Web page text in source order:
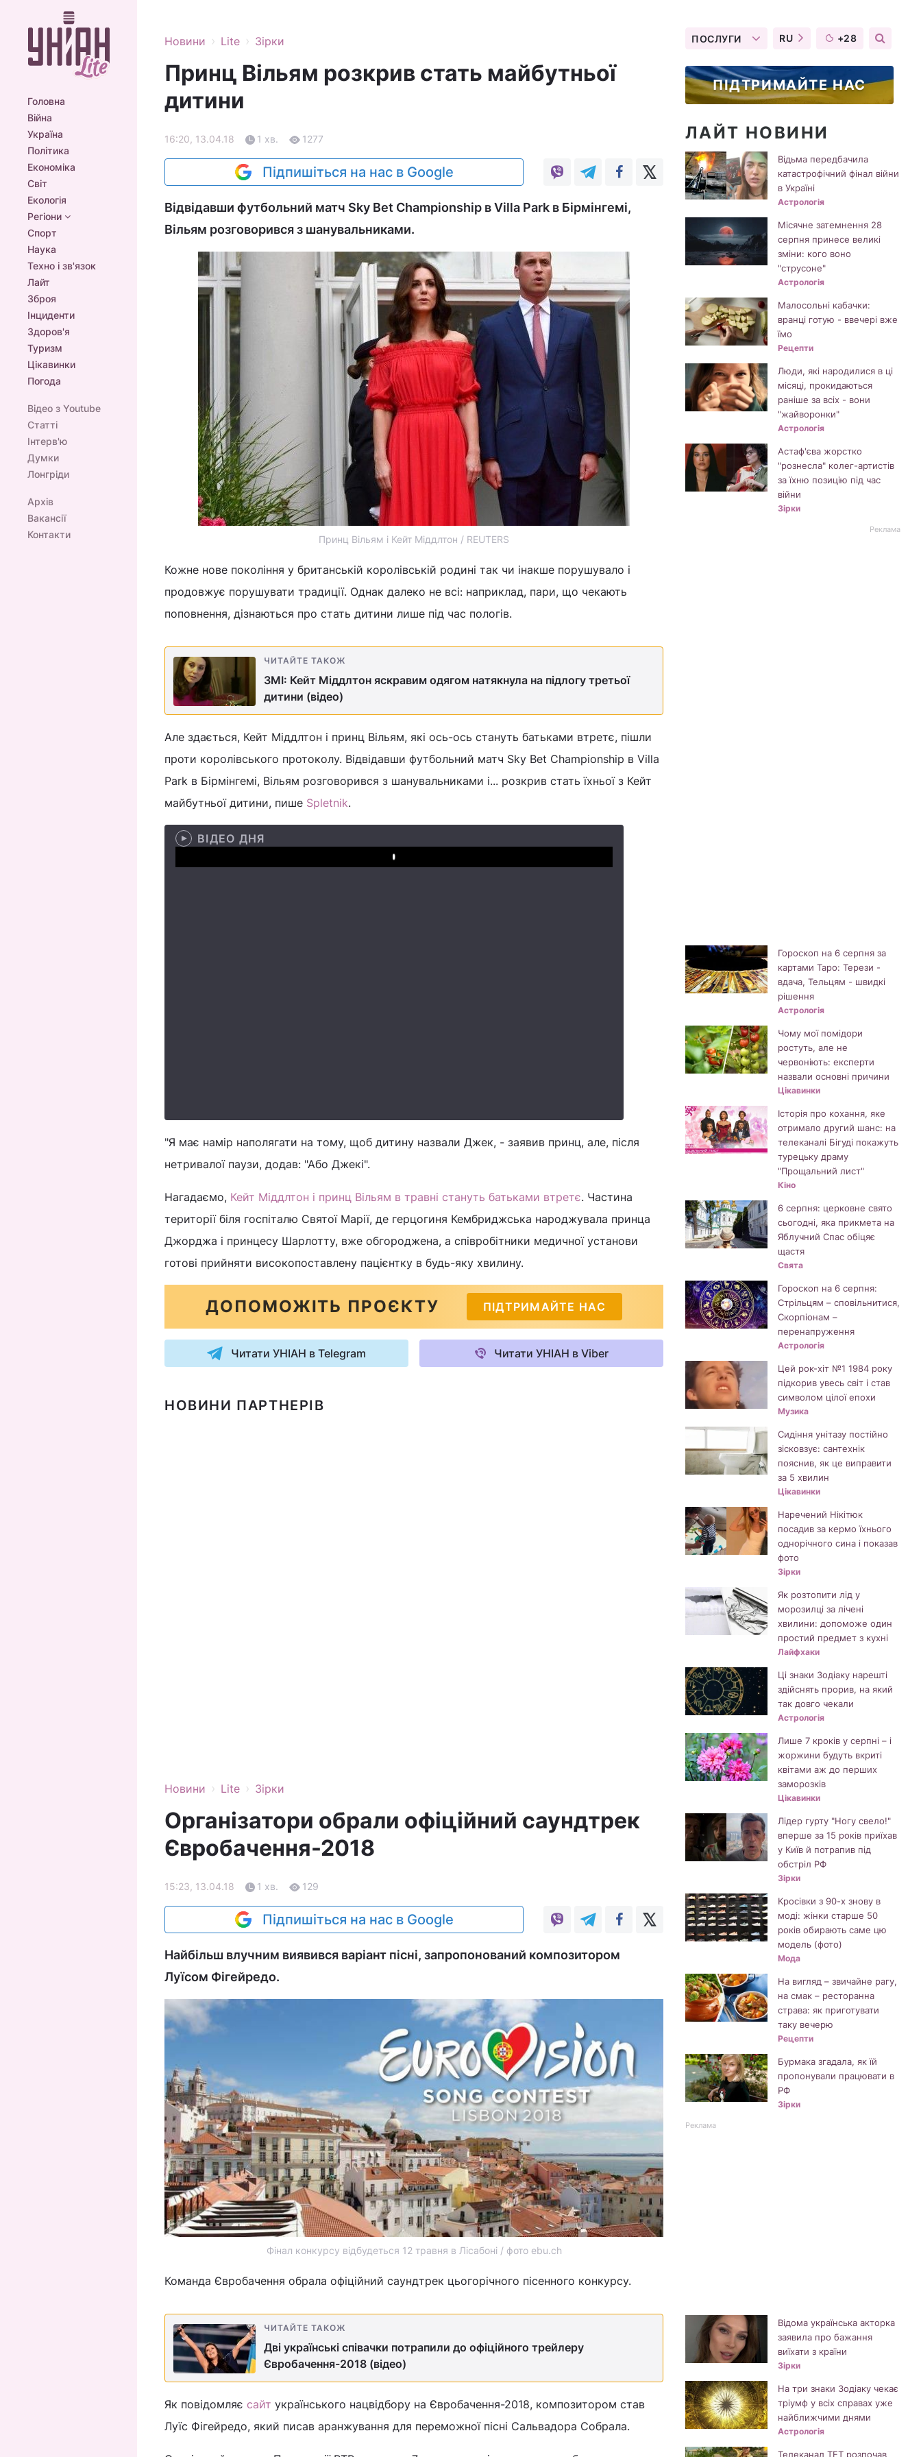
Головна
Війна
Україна
Політика
Економіка
Світ
Екологія
Регіони
Спорт
Наука
Техно і зв'язок
Лайт
Зброя
Інциденти
Здоров'я
Туризм
Цікавинки
Погода
Відео з Youtube
Статті
Інтерв'ю
Думки
Лонгріди
Архів
Вакансії
Контакти
Новини › Lite › Зірки
Принц Вільям розкрив стать майбутньої
дитини
16:20, 13.04.18 1 хв. 1277
Підпишіться на нас в Google
Відвідавши футбольний матч Sky Bet Championship в Villa Park в Бірмінгемі,
Вільям розговорився з шанувальниками.
Принц Вільям і Кейт Міддлтон / REUTERS
Кожне нове покоління у британській королівській родині так чи інакше порушувало і
продовжує порушувати традиції. Однак далеко не всі: наприклад, пари, що чекають
поповнення, дізнаються про стать дитини лише під час пологів.
ЧИТАЙТЕ ТАКОЖ
ЗМІ: Кейт Міддлтон яскравим одягом натякнула на підлогу третьої
дитини (відео)
Але здається, Кейт Міддлтон і принц Вільям, які ось-ось стануть батьками втретє, пішли
проти королівського протоколу. Відвідавши футбольний матч Sky Bet Championship в Villa
Park в Бірмінгемі, Вільям розговорився з шанувальниками і... розкрив стать їхньої з Кейт
майбутньої дитини, пише Spletnik.
ВІДЕО ДНЯ
Play
"Я має намір наполягати на тому, щоб дитину назвали Джек, - заявив принц, але, після
нетривалої паузи, додав: "Або Джекі".
Нагадаємо, Кейт Міддлтон і принц Вільям в травні стануть батьками втретє. Частина
території біля госпіталю Святої Марії, де герцогиня Кембриджська народжувала принца
Джорджа і принцесу Шарлотту, вже обгороджена, а співробітники медичної установи
готові прийняти високопоставлену пацієнтку в будь-яку хвилину.
ДОПОМОЖІТЬ ПРОЄКТУ ПІДТРИМАЙТЕ НАС
Читати УНІАН в Telegram Читати УНІАН в Viber
НОВИНИ ПАРТНЕРІВ
Новини › Lite › Зірки
Організатори обрали офіційний саундтрек
Євробачення-2018
15:23, 13.04.18 1 хв. 129
Підпишіться на нас в Google
Найбільш влучним виявився варіант пісні, запропонований композитором
Луїсом Фігейредо.
Фінал конкурсу відбудеться 12 травня в Лісабоні / фото ebu.ch
Команда Євробачення обрала офіційний саундтрек цьогорічного пісенного конкурсу.
ЧИТАЙТЕ ТАКОЖ
Дві українські співачки потрапили до офіційного трейлеру
Євробачення-2018 (відео)
Як повідомляє сайт українського нацвідбору на Євробачення-2018, композитором став
Луїс Фігейредо, який писав аранжування для переможної пісні Сальвадора Собрала.
ПОСЛУГИ RU +28
ПІДТРИМАЙТЕ НАС
ЛАЙТ НОВИНИ
Відьма передбачила
катастрофічний фінал війни
в Україні
Астрологія
Місячне затемнення 28
серпня принесе великі
зміни: кого воно
"струсоне"
Астрологія
Малосольні кабачки:
вранці готую - ввечері вже
їмо
Рецепти
Люди, які народилися в ці
місяці, прокидаються
раніше за всіх - вони
"жайворонки"
Астрологія
Астаф'єва жорстко
"рознесла" колег-артистів
за їхню позицію під час
війни
Зірки
Реклама
Гороскоп на 6 серпня за
картами Таро: Терези -
вдача, Тельцям - швидкі
рішення
Астрологія
Чому мої помідори
ростуть, але не
червоніють: експерти
назвали основні причини
Цікавинки
Історія про кохання, яке
отримало другий шанс: на
телеканалі Бігуді покажуть
турецьку драму
"Прощальний лист"
Кіно
6 серпня: церковне свято
сьогодні, яка прикмета на
Яблучний Спас обіцяє
щастя
Свята
Гороскоп на 6 серпня:
Стрільцям – сповільнитися,
Скорпіонам –
перенапруження
Астрологія
Цей рок-хіт №1 1984 року
підкорив увесь світ і став
символом цілої епохи
Музика
Сидіння унітазу постійно
зісковзує: сантехнік
пояснив, як це виправити
за 5 хвилин
Цікавинки
Наречений Нікітюк
посадив за кермо їхнього
однорічного сина і показав
фото
Зірки
Як розтопити лід у
морозилці за лічені
хвилини: допоможе один
простий предмет з кухні
Лайфхаки
Ці знаки Зодіаку нарешті
здійснять прорив, на який
так довго чекали
Астрологія
Лише 7 кроків у серпні – і
жоржини будуть вкриті
квітами аж до перших
заморозків
Цікавинки
Лідер гурту "Ногу свело!"
вперше за 15 років приїхав
у Київ й потрапив під
обстріл РФ
Зірки
Кросівки з 90-х знову в
моді: жінки старше 50
років обирають саме цю
модель (фото)
Мода
На вигляд – звичайне рагу,
на смак – ресторанна
страва: як приготувати
таку вечерю
Рецепти
Бурмака згадала, як їй
пропонували працювати в
РФ
Зірки
Реклама
Відома українська акторка
заявила про бажання
виїхати з країни
Зірки
На три знаки Зодіаку чекає
тріумф у всіх справах уже
найближчими днями
Астрологія
Телеканал ТЕТ розпочав